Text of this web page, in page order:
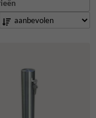
in alle
functioneel, maar
– vast,
ze voor elke
permanente
afzetpalen
product.